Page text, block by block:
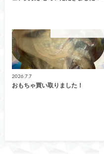
2026.7.7
おもちゃ買い取りました！